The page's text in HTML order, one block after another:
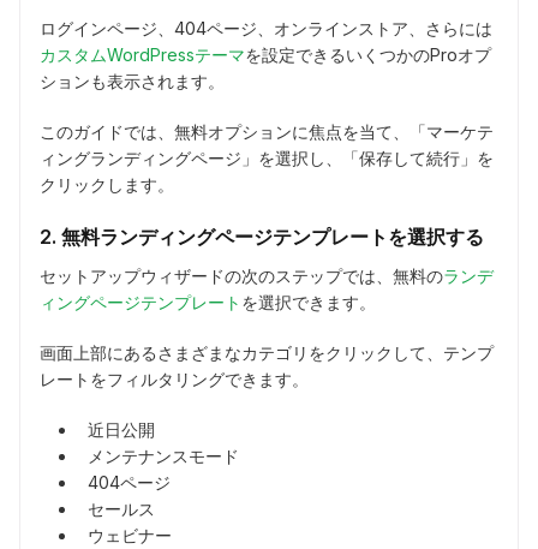
ログインページ、404ページ、オンラインストア、さらには
カスタムWordPressテーマを設定できるいくつかのProオプ
ションも表示されます。
このガイドでは、無料オプションに焦点を当て、「マーケテ
ィングランディングページ」を選択し、「保存して続行」を
クリックします。
2. 無料ランディングページテンプレートを選択する
セットアップウィザードの次のステップでは、無料のランデ
ィングページテンプレート を選択できます。
画面上部にあるさまざまなカテゴリをクリックして、テンプ
レートをフィルタリングできます。
近日公開
メンテナンスモード
404ページ
セールス
ウェビナー